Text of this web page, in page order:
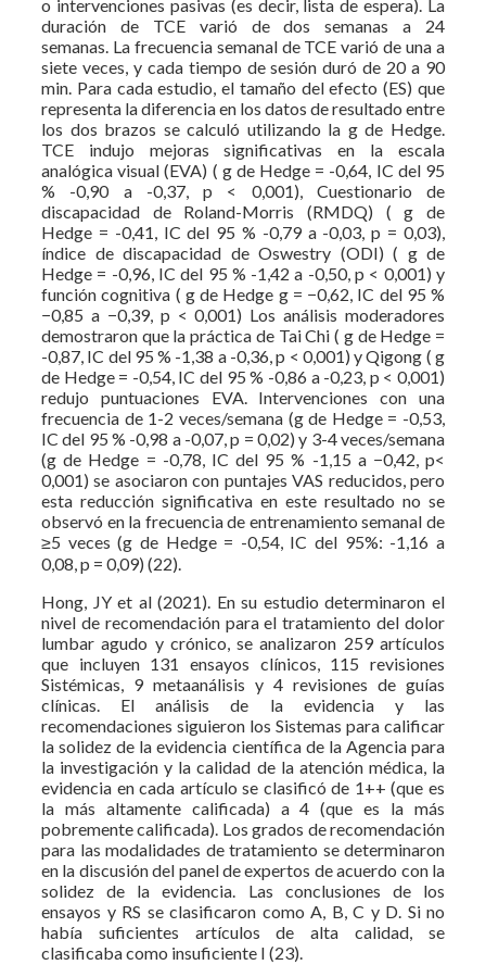
o intervenciones pasivas (es decir, lista de espera). La
duración de TCE varió de dos semanas a 24
semanas. La frecuencia semanal de TCE varió de una a
siete veces, y cada tiempo de sesión duró de 20 a 90
min. Para cada estudio, el tamaño del efecto (ES) que
representa la diferencia en los datos de resultado entre
los dos brazos se calculó utilizando la g de Hedge.
TCE indujo mejoras significativas en la escala
analógica visual (EVA) ( g de Hedge = -0,64, IC del 95
% -0,90 a -0,37, p < 0,001), Cuestionario de
discapacidad de Roland-Morris (RMDQ) ( g de
Hedge = -0,41, IC del 95 % -0,79 a -0,03, p = 0,03),
índice de discapacidad de Oswestry (ODI) ( g de
Hedge = -0,96, IC del 95 % -1,42 a -0,50, p < 0,001) y
función cognitiva ( g de Hedge g = −0,62, IC del 95 %
−0,85 a −0,39, p < 0,001) Los análisis moderadores
demostraron que la práctica de Tai Chi ( g de Hedge =
-0,87, IC del 95 % -1,38 a -0,36, p < 0,001) y Qigong ( g
de Hedge = -0,54, IC del 95 % -0,86 a -0,23, p < 0,001)
redujo puntuaciones EVA. Intervenciones con una
frecuencia de 1-2 veces/semana (g de Hedge = -0,53,
IC del 95 % -0,98 a -0,07, p = 0,02) y 3-4 veces/semana
(g de Hedge = -0,78, IC del 95 % -1,15 a −0,42, p<
0,001) se asociaron con puntajes VAS reducidos, pero
esta reducción significativa en este resultado no se
observó en la frecuencia de entrenamiento semanal de
≥5 veces (g de Hedge = -0,54, IC del 95%: -1,16 a
0,08, p = 0,09) (22).
Hong, JY et al (2021). En su estudio determinaron el
nivel de recomendación para el tratamiento del dolor
lumbar agudo y crónico, se analizaron 259 artículos
que incluyen 131 ensayos clínicos, 115 revisiones
Sistémicas, 9 metaanálisis y 4 revisiones de guías
clínicas. El análisis de la evidencia y las
recomendaciones siguieron los Sistemas para calificar
la solidez de la evidencia científica de la Agencia para
la investigación y la calidad de la atención médica, la
evidencia en cada artículo se clasificó de 1++ (que es
la más altamente calificada) a 4 (que es la más
pobremente calificada). Los grados de recomendación
para las modalidades de tratamiento se determinaron
en la discusión del panel de expertos de acuerdo con la
solidez de la evidencia. Las conclusiones de los
ensayos y RS se clasificaron como A, B, C y D. Si no
había suficientes artículos de alta calidad, se
clasificaba como insuficiente I (23).